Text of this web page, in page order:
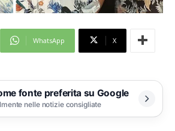
WhatsApp X
fonte preferita su Google
nelle notizie consigliate